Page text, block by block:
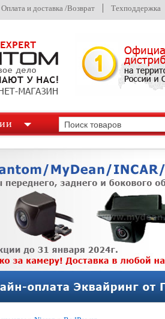
Оплата и доставка /Возврат Техподдержка